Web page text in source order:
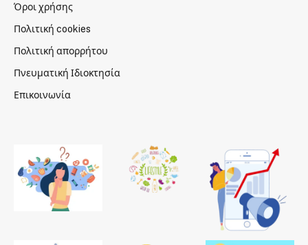
Όροι χρήσης
Πολιτική cookies
Πολιτική απορρήτου
Πνευματική Ιδιοκτησία
Επικοινωνία